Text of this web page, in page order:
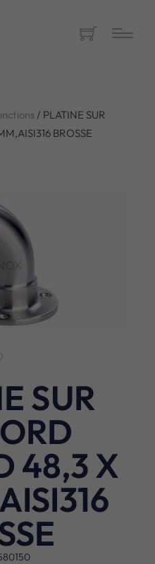
/ PLATINE SUR
BROSSE
SUR
48,3 X